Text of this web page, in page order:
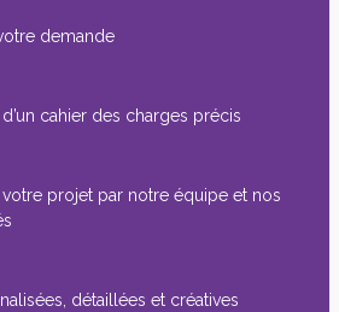
demande
cahier des charges précis
projet par notre équipe et nos
détaillées et créatives